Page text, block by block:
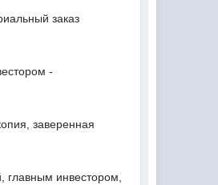
заказ
-
заверенная
главным инвестором,